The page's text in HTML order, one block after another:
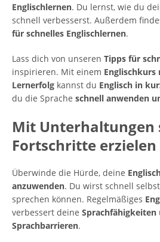
Englischlernen. Du lernst, wie du
schnell verbesserst. Außerdem
für schnelles Englischlernen.
Lass dich von unseren Tipps für
inspirieren. Mit einem Englischkurs
Lernerfolg kannst du Englisch in
du die Sprache schnell anwenden
Mit Unterhaltungen
Fortschritte erzielen
Überwinde die Hürde, deine
anzuwenden. Du wirst schnell
sprechen können. Regelmäßiges
verbessert deine Sprachfähigkeiten
Sprachbarrieren.